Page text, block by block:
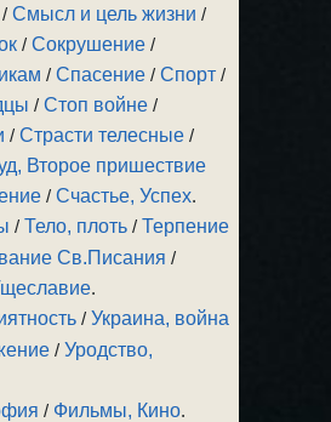
/Смысл и цель жизни /
/Сокрушение /
/Спасение /Спорт /
/Стоп войне /
/Страсти телесные /
Второе пришествие
/Счастье, Успех.
/Тело, плоть /Терпение
Св.Писания /
.
/Украина, война
/Уродство,
/ Фильмы, Кино.